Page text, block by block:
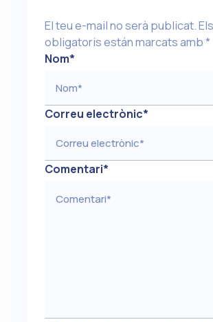
El teu e-mail no serà publicat.
obligatoris están marcats amb*
Nom*
Correu electrònic*
Comentari*